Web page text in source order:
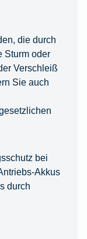
die durch
Sturm oder
Verschleiß
Sie auch
bei
Akkus
durch